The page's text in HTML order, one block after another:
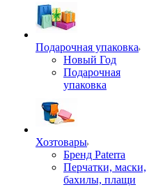
Подарочная упаковка
Новый Год
Подарочная
упаковка
Хозтовары
Бренд Paterra
Перчатки, маски,
бахилы, плащи